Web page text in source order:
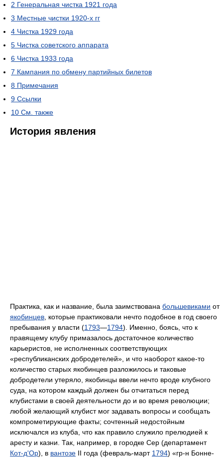
2 Генеральная чистка 1921 года
3 Местные чистки 1920-х гг
4 Чистка 1929 года
5 Чистка советского аппарата
6 Чистка 1933 года
7 Кампания по обмену партийных билетов
8 Примечания
9 Ссылки
10 См. также
История явления
Практика, как и название, была заимствована большевиками от
якобинцев , которые практиковали нечто подобное в год своего
пребывания у власти (1793—1794). Именно, боясь, что к
правящему клубу примазалось достаточное количество
карьеристов, не исполненных соответствующих
«республиканских добродетелей», и что наоборот какое-то
количество старых якобинцев разложилось и таковые
добродетели утеряло, якобинцы ввели нечто вроде клубного
суда, на котором каждый должен бы отчитаться перед
клубистами в своей деятельности до и во время революции;
любой желающий клубист мог задавать вопросы и сообщать
компрометирующие факты; сочтенный недостойным
исключался из клуба, что как правило служило прелюдией к
аресту и казни. Так, например, в городке Сер (департамент
Кот-д'Ор), в вантозе II года (февраль-март 1794) «гр-н Бонне-